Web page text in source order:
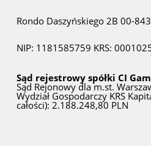
Rondo Daszyńskiego 2B 00-
NIP: 1181585759 KRS:
Sąd rejestrowy spółki CI
Sąd Rejonowy dla m.st.
Wydział Gospodarczy KRS
całości): 2.188.248,80 PLN